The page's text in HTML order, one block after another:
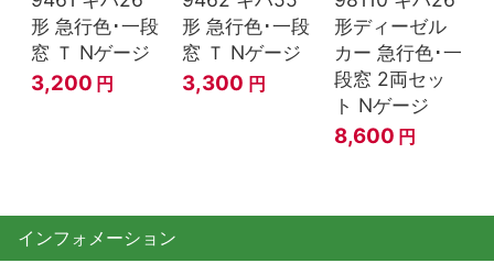
形 急行色･一段
窓 Ｔ Nゲージ
3,200 円
形 急行色･一段
窓 Ｔ Nゲージ
3,300 円
形ディーゼル
カー 急行色･一
段窓 2両セッ
ト Nゲージ
8,600 円
インフォメーション